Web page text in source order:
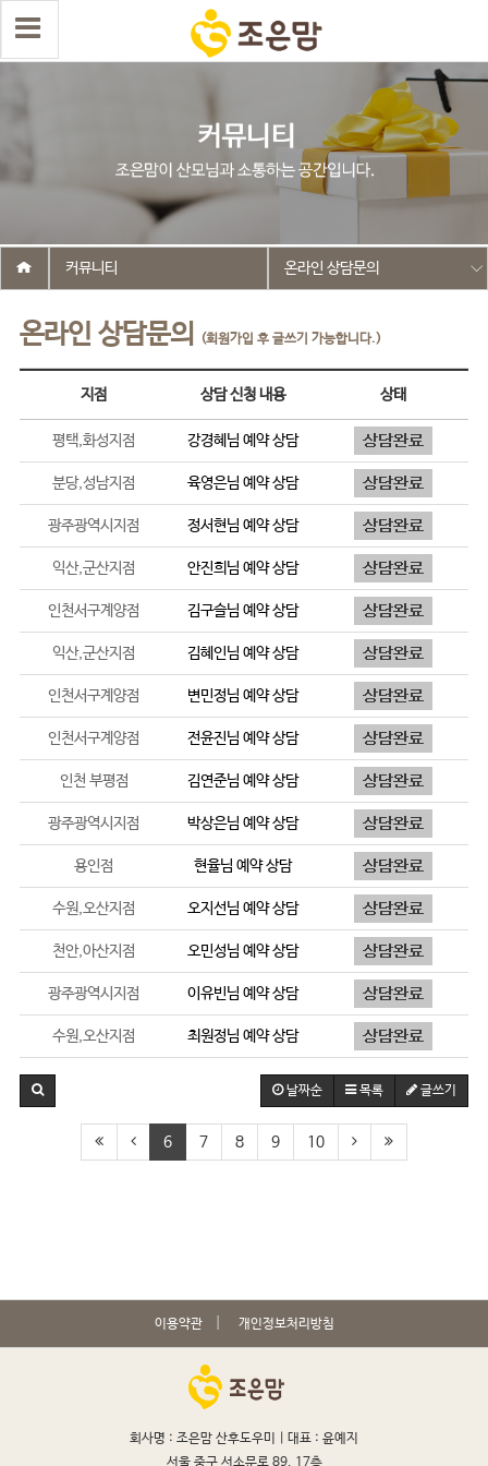
온라인 상담문의 (회원가입 후 글쓰기 가능합니다.)
커뮤니티 온라인 상담문의
지점 상담 신청 내용 상태
평택,화성지점 강경혜 님 예약 상담
분당,성남지점 육영은님 예약 상담
광주광역시지점 정서현님 예약 상담
익산,군산지점 안진희님 예약 상담
인천서구계양점 김구슬님 예약 상담
익산,군산지점 김혜인님 예약 상담
인천서구계양점 변민정님 예약 상담
인천서구계양점 전윤진님 예약 상담
인천 부평점 김연준님 예약 상담
광주광역시지점 박상은님 예약 상담
용인점 현율님 예약 상담
수원,오산지점 오지선님 예약 상담
천안,아산지점 오민성님 예약 상담
광주광역시지점 이유빈님 예약 상담
수원,오산지점 최원정님 예약 상담
날짜순 목록 글쓰기
6 7 8 9 10
이용약관 개인정보처리방침
회사명 : 조은맘 산후도우미 | 대표 : 윤예지
서울 중구 서소문로 89, 17층